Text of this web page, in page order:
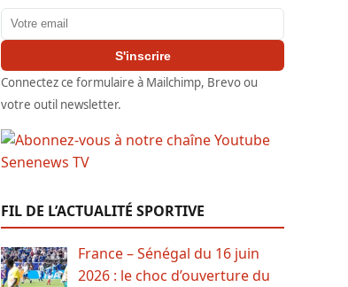
Adresse email
S'inscrire
Connectez ce formulaire à Mailchimp, Brevo ou
votre outil newsletter.
FIL DE L’ACTUALITÉ SPORTIVE
France – Sénégal du 16 juin
2026 : le choc d’ouverture du